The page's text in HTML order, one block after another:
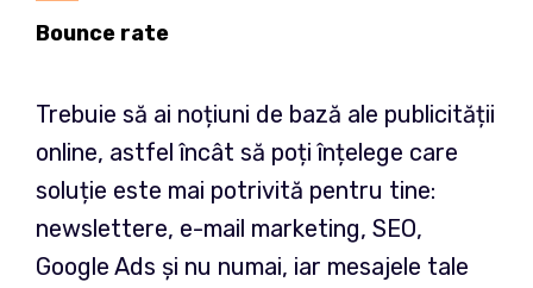
Bounce rate
Trebuie să ai noțiuni de bază ale publicității
online, astfel încât să poți înțelege care
soluție este mai potrivită pentru tine:
newslettere, e-mail marketing, SEO,
Google Ads și nu numai, iar mesajele tale